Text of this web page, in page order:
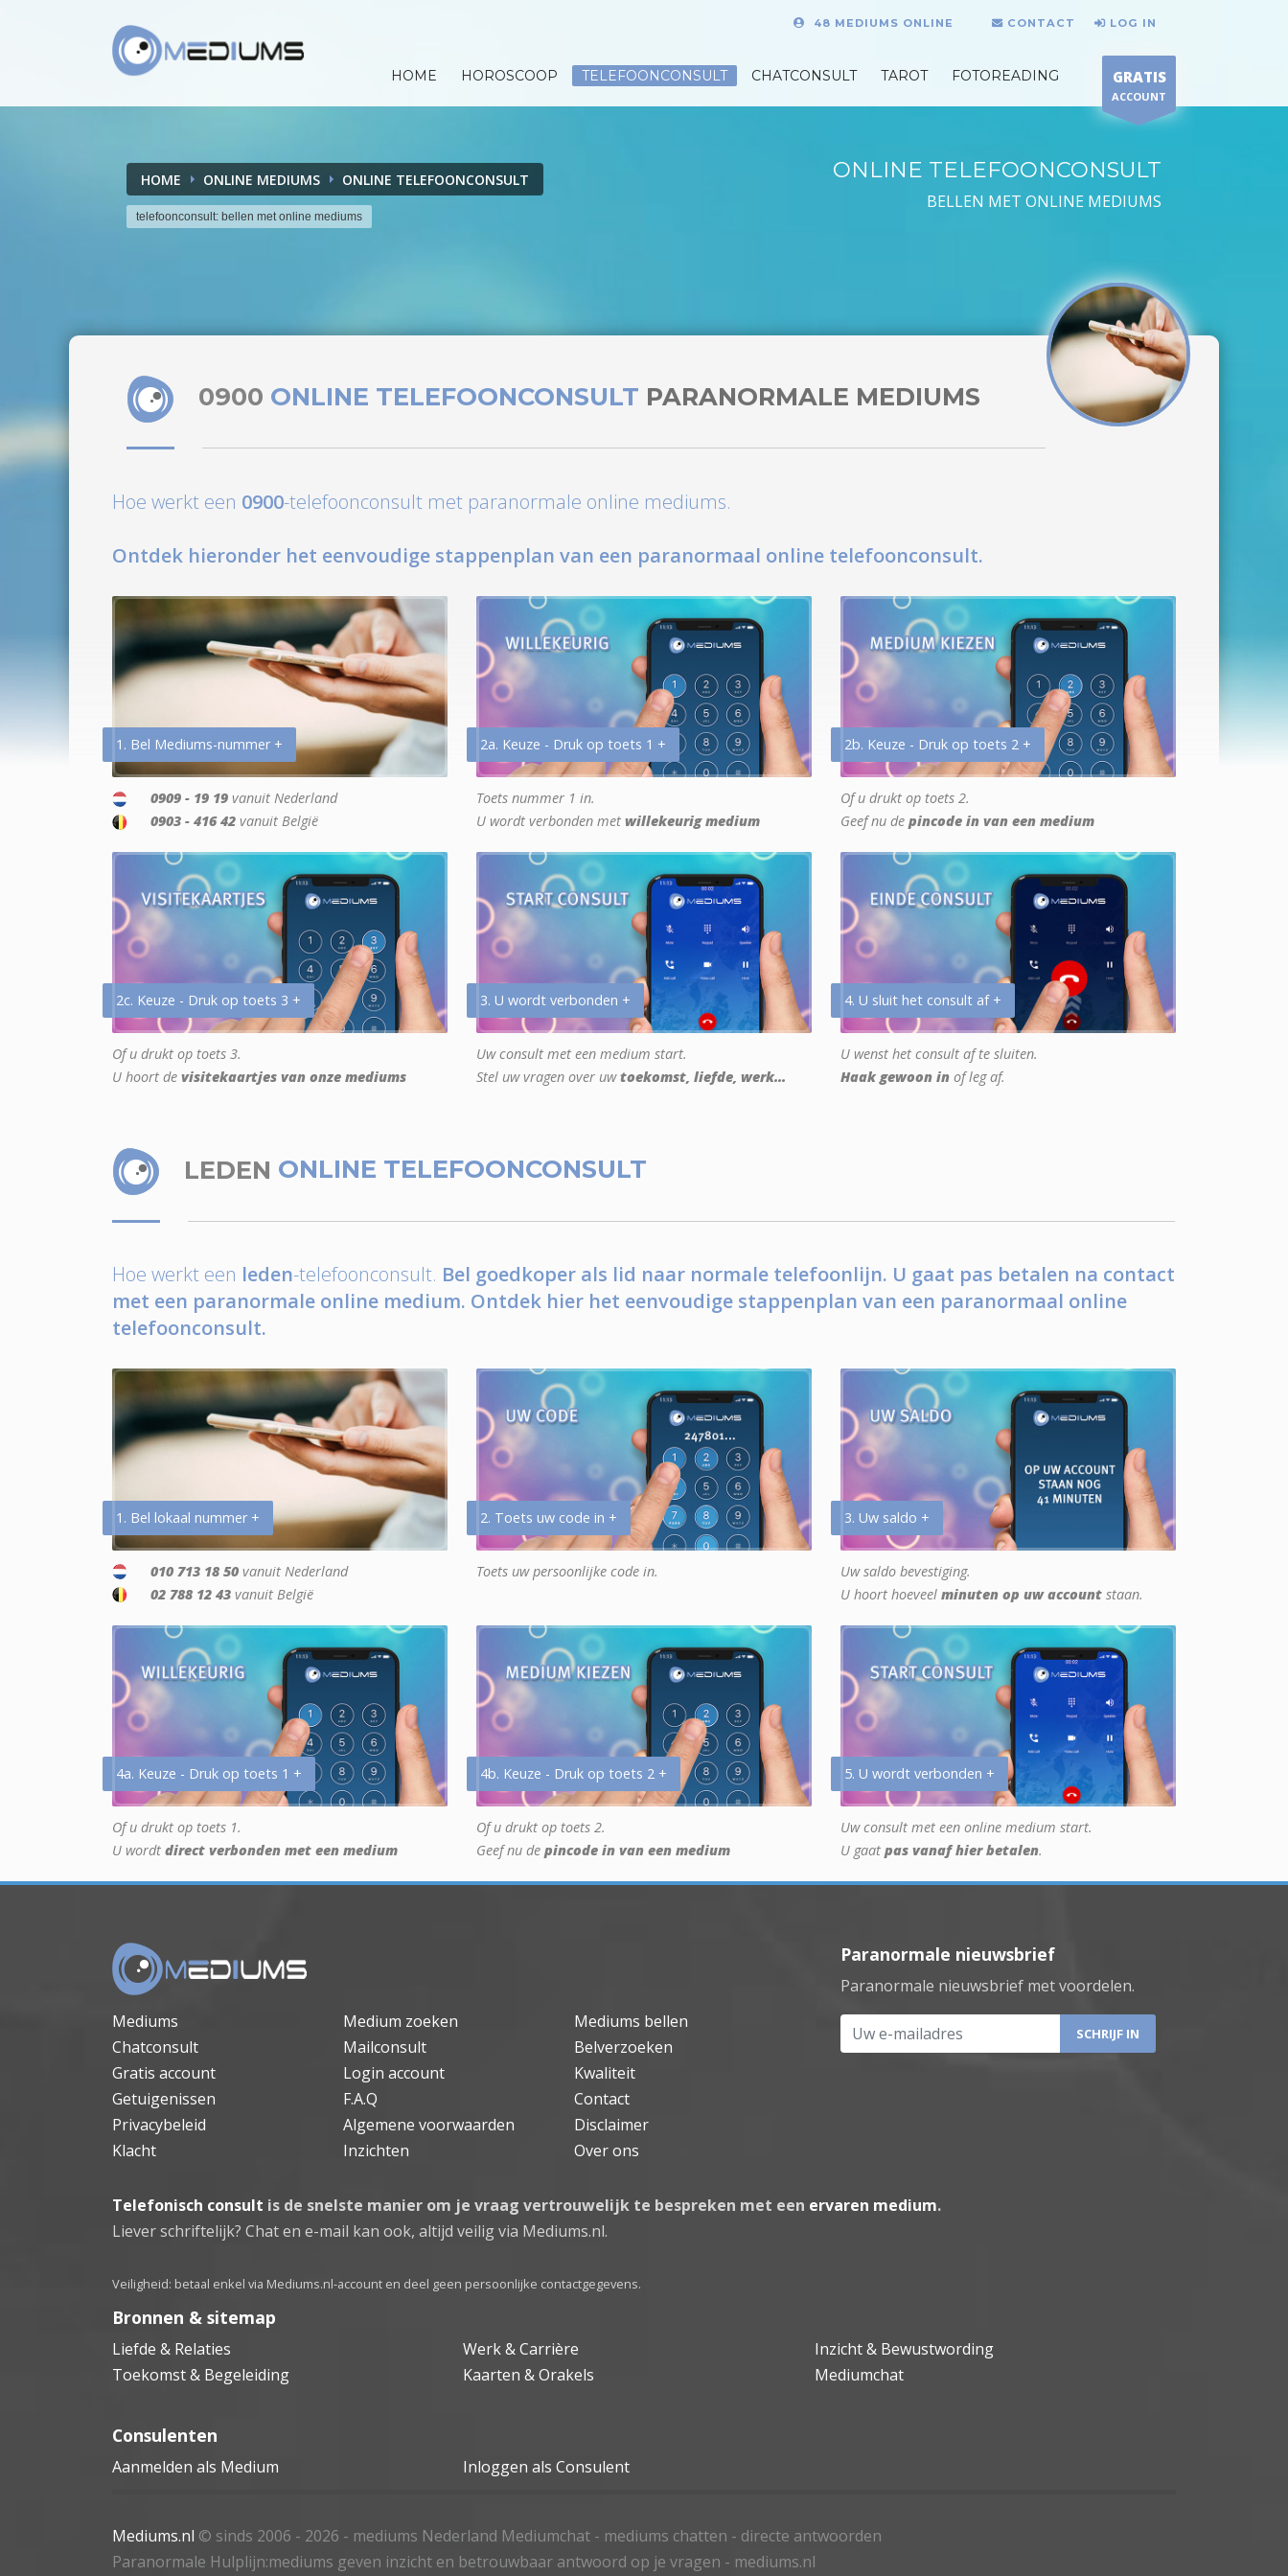
48 MEDIUMS ONLINE CONTACT LOG IN
HOME HOROSCOOP TELEFOONCONSULT CHATCONSULT TAROT FOTOREADING GRATIS
ACCOUNT
HOME ONLINE MEDIUMS ONLINE TELEFOONCONSULT
telefoonconsult: bellen met online mediums
ONLINE TELEFOONCONSULT
BELLEN MET ONLINE MEDIUMS
0900 ONLINE TELEFOONCONSULT PARANORMALE MEDIUMS
Hoe werkt een 0900-telefoonconsult met paranormale online mediums.
Ontdek hieronder het eenvoudige stappenplan van een paranormaal online telefoonconsult.
1. Bel Mediums-nummer +
0909 - 19 19 vanuit Nederland
0903 - 416 42 vanuit België
2a. Keuze - Druk op toets 1 +
Toets nummer 1 in.
U wordt verbonden met willekeurig medium
2b. Keuze - Druk op toets 2 +
Of u drukt op toets 2.
Geef nu de pincode in van een medium
2c. Keuze - Druk op toets 3 +
Of u drukt op toets 3.
U hoort de visitekaartjes van onze mediums
3. U wordt verbonden +
Uw consult met een medium start.
Stel uw vragen over uwtoekomst, liefde, werk...
4. U sluit het consult af +
U wenst het consult af te sluiten.
Haak gewoon in of leg af.
LEDEN ONLINE TELEFOONCONSULT
Hoe werkt een leden-telefoonconsult. Bel goedkoper als lid naar normale telefoonlijn. U gaat pas betalen na contact
met een paranormale online medium. Ontdek hier het eenvoudige stappenplan van een paranormaal online
telefoonconsult.
1. Bel lokaal nummer +
010 713 18 50 vanuit Nederland
02 788 12 43 vanuit België
2. Toets uw code in +
Toets uw persoonlijke code in.
3. Uw saldo +
Uw saldo bevestiging.
U hoort hoeveel minuten op uw account staan.
4a. Keuze - Druk op toets 1 +
Of u drukt op toets 1.
U wordt direct verbonden met een medium
4b. Keuze - Druk op toets 2 +
Of u drukt op toets 2.
Geef nu de pincode in van een medium
5. U wordt verbonden +
Uw consult met een online medium start.
U gaat pas vanaf hier betalen.
Mediums Medium zoeken
Mediums bellen
Chatconsult
Mailconsult
Belverzoeken
Gratis account
Login account
Kwaliteit
Getuigenissen
F.A.Q
Contact
Privacybeleid
Algemene voorwaarden
Disclaimer
Klacht
Inzichten Over ons
Paranormale nieuwsbrief
Paranormale nieuwsbrief met voordelen.
Uw e-mailadres
Telefonisch consult is de snelste manier om je vraag vertrouwelijk te bespreken met een ervaren medium.
Liever schriftelijk? Chat en e-mail kan ook, altijd veilig via Mediums.nl.
Veiligheid: betaal enkel via Mediums.nl-account en deel geen persoonlijke contactgegevens.
Bronnen & sitemap
Liefde & Relaties Werk & Carrière
Inzicht & Bewustwording
Toekomst & Begeleiding
Kaarten & Orakels Mediumchat
Consulenten
Aanmelden als Medium Inloggen als Consulent
Mediums.nl © sinds 2006 - 2026 - mediums Nederland Mediumchat - mediums chatten - directe antwoorden
Paranormale Hulplijn:mediums geven inzicht en betrouwbaar antwoord op je vragen - mediums.nl